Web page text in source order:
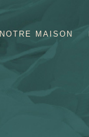
NOTRE MAISON